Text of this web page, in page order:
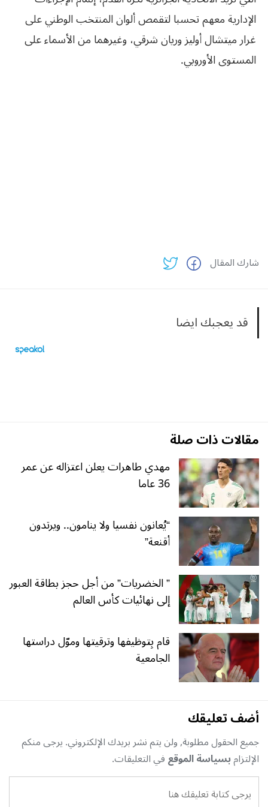
الإدارية معهم تحسبا لتقمص ألوان المنتخب الوطني على
غرار ميتشال أوليز وريان شرقي، وغيرهما من الأسماء على
المستوى الأوروبي.
شارك المقال
قد يعجبك ايضا
مقالات ذات صلة
مهدي طاهرات يعلن اعتزاله عن عمر
36 عاما
“يُعانون نفسيا ولا ينامون.. ويرتدون
أقنعة”
” الخضريات” من أجل حجز بطاقة العبور
إلى نهائيات كأس العالم
قام بِتوظيفها وترقيتها وموّل دراستها
الجامعية
أضف تعليقك
جميع الحقول مطلوبة, ولن يتم نشر بريدك الإلكتروني. يرجى منكم
الإلتزامبسياسة الموقعفي التعليقات.